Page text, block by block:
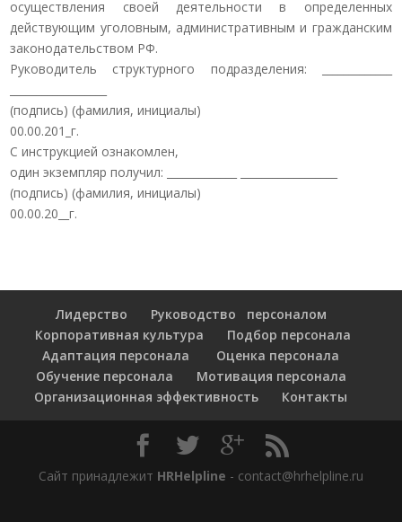
осуществления своей деятельности в определенных
действующим уголовным, административным и гражданским
законодательством РФ.
Руководитель структурного подразделения: _____________
(подпись) (фамилия, инициалы)
00.00.201_г.
С инструкцией ознакомлен,
один экземпляр получил: _____________ __________________
(подпись) (фамилия, инициалы)
00.00.20__г.
Лидерство
Руководство персоналом
Корпоративная культура
Подбор персонала
Адаптация персонала
Оценка персонала
Обучение персонала
Мотивация персонала
Организационная эффективность
Контакты
Сайт принадлежит HRHelpline - contact@hrhelpline.ru